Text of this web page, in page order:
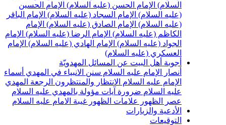
السلام) الإمام الحسن (عليه السلام) الإمام الحسين
(عليه السلام) الإمام السجاد (عليه السلام) الإمام الباقر
(عليه السلام) الإمام الصادق (عليه السلام) الإمام
الكاظم (عليه السلام) الإمام الرضا (عليه السلام) الإمام
الجواد (عليه السلام) الإمام الهادي (عليه السلام) الإمام
العسكري (عليه السلام)
أجوبة أهل البيت عن المسائل المهدويّة
أنصار الإمام عليه السلام سنن الانبياء في المهدي أسماء
الإمام عليه السلام الانتظار والمنتظرون الرجعة المهدي
عليه السلام ضرورة آيات مؤولة بالمهدي عليه السلام
عصر الظهور
علامات الظهور غيبة الامام عليه السلام
الأدعية والزيارات
التوقيعات